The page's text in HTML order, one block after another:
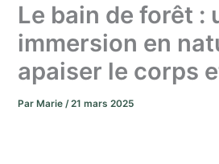
Le bain de forêt :
immersion en
apaiser le corps
Par Marie/21 mars 2025